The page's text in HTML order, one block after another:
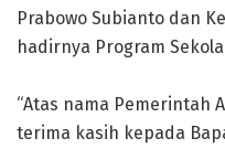
Prabowo Subianto dan
hadirnya Program
‎“Atas nama Pemerintah
terima kasih kepada